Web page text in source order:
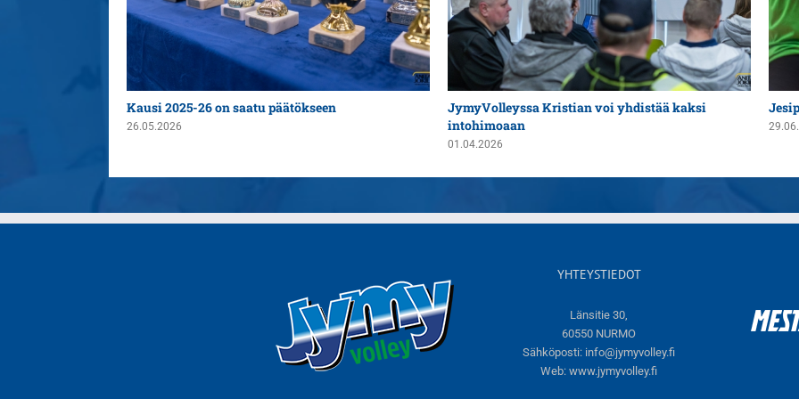
Kausi 2025-26 on saatu päätökseen
26.05.2026
JymyVolleyssa Kristian voi yhdistää kaksi
intohimoaan
01.04.2026
YHTEYSTIEDOT
Länsitie 30,
60550 NURMO
Sähköposti: info@jymyvolley.fi
Web:www.jymyvolley.fi